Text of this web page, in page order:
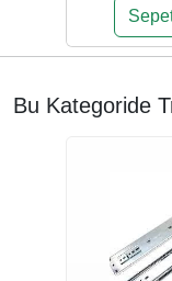
Bu Kategoride